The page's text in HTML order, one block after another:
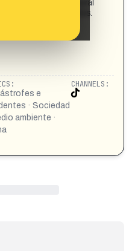
en un parque natural
oleada de incendios.
e
· Sociedad
ambiente ·
CHANNELS: